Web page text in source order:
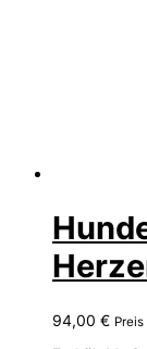
94,00 €